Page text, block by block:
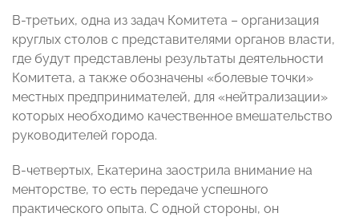
В-третьих, одна из задач Комитета – организация
круглых столов с представителями органов власти,
где будут представлены результаты деятельности
Комитета, а также обозначены «болевые точки»
местных предпринимателей, для «нейтрализации»
которых необходимо качественное вмешательство
руководителей города.
В-четвертых, Екатерина заострила внимание на
менторстве, то есть передаче успешного
практического опыта. С одной стороны, он